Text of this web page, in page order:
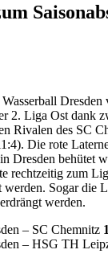
Dresden
2. Liga Ost dank
Rivalen des SC
Die rote
Dresden behütet
rechtzeitig zum
werden. Sogar die
werden.
– SC Chemnitz
– HSG TH